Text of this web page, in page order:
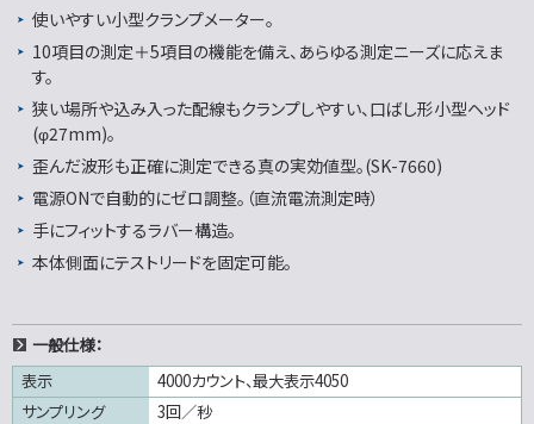
使いやすい小型クランプメーター。
10項目の測定＋5項目の機能を備え、あらゆる測定ニーズに応えま
す。
狭い場所や込み入った配線もクランプしやすい、口ばし形小型ヘッド
(φ27mm)。
歪んだ波形も正確に測定できる真の実効値型。(SK-7660)
電源ONで自動的にゼロ調整。（直流電流測定時）
手にフィットするラバー構造。
本体側面にテストリードを固定可能。
一般仕様：
表示
4000カウント、最大表示4050
サンプリング
3回／秒